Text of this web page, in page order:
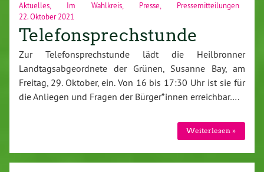
Aktuelles, Im Wahlkreis, Presse, Pressemitteilungen
22. Oktober 2021
Telefonsprechstunde
Zur Telefonsprechstunde lädt die Heilbronner
Landtagsabgeordnete der Grünen, Susanne Bay, am
Freitag, 29. Oktober, ein. Von 16 bis 17:30 Uhr ist sie für
die Anliegen und Fragen der Bürger*innen erreichbar….
Weiterlesen »